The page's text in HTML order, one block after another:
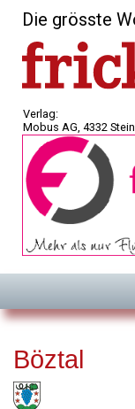
Die grösste
Verlag:
Mobus AG, 4332 Stein
Böztal